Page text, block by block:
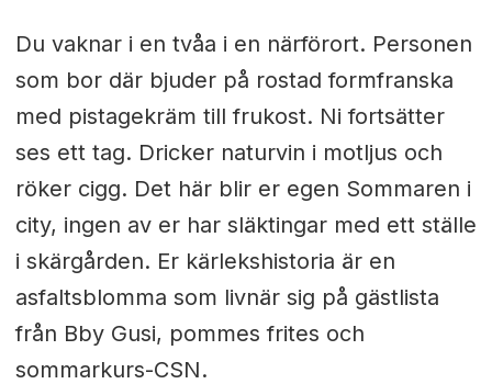
Du vaknar i en tvåa i en närförort. Personen
som bor där bjuder på rostad formfranska
med pistagekräm till frukost. Ni fortsätter
ses ett tag. Dricker naturvin i motljus och
röker cigg. Det här blir er egen Sommaren i
city, ingen av er har släktingar med ett ställe
i skärgården. Er kärlekshistoria är en
asfaltsblomma som livnär sig på gästlista
från Bby Gusi, pommes frites och
sommarkurs-CSN.